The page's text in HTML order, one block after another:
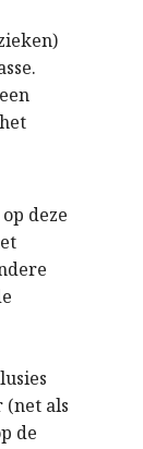
deze
(net als
de